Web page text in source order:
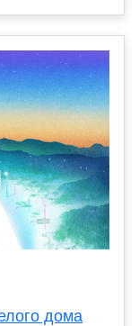
дома